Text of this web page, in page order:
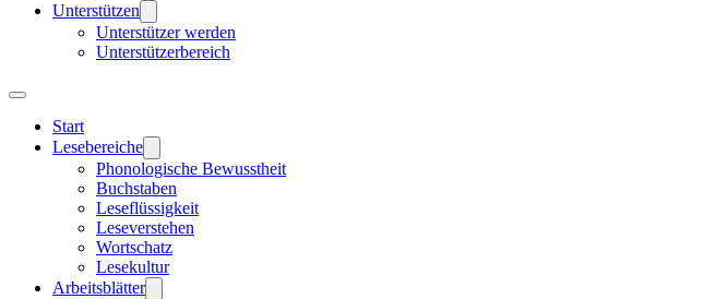
Unterstützen
Unterstützer werden
Unterstützerbereich
Start
Lesebereiche
Phonologische Bewusstheit
Buchstaben
Leseflüssigkeit
Leseverstehen
Wortschatz
Lesekultur
Arbeitsblätter